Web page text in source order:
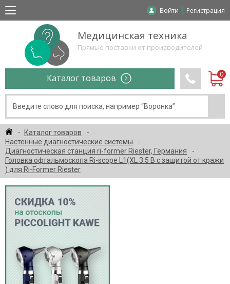
Войти Регистрация
Медицинская техника
Прямые поставки от производителей
Каталог товаров
Каталог товаров
Настенные диагностические системы
Диагностическая станция ri-former Riester, Германия
Головка офтальмоскопа Ri-scope L1(XL 3.5 B с защитой от кражи
) для Ri-Former Riester